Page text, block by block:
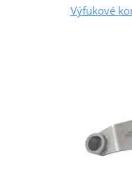
Výfukové